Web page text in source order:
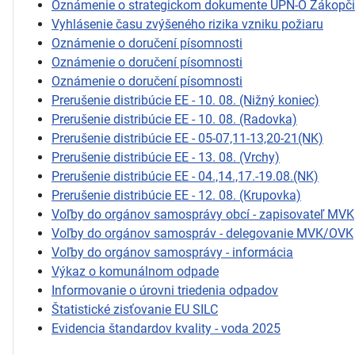
Oznámenie o strategickom dokumente ÚPN-O
Vyhlásenie času zvýšeného rizika vzniku požiaru
Oznámenie o doručení písomnosti
Oznámenie o doručení písomnosti
Oznámenie o doručení písomnosti
Prerušenie distribúcie EE - 10. 08. (Nižný koniec)
Prerušenie distribúcie EE - 10. 08. (Radovka)
Prerušenie distribúcie EE - 05-07,11-13,20-21(NK)
Prerušenie distribúcie EE - 13. 08. (Vrchy)
Prerušenie distribúcie EE - 04.,14.,17.-19.08.(NK)
Prerušenie distribúcie EE - 12. 08. (Krupovka)
Voľby do orgánov samosprávy obcí - zapisovateľ MVK
Voľby do orgánov samospráv - delegovanie MVK/OVK
Voľby do orgánov samosprávy - informácia
Výkaz o komunálnom odpade
Informovanie o úrovni triedenia odpadov
Štatistické zisťovanie EU SILC
Evidencia štandardov kvality - voda 2025